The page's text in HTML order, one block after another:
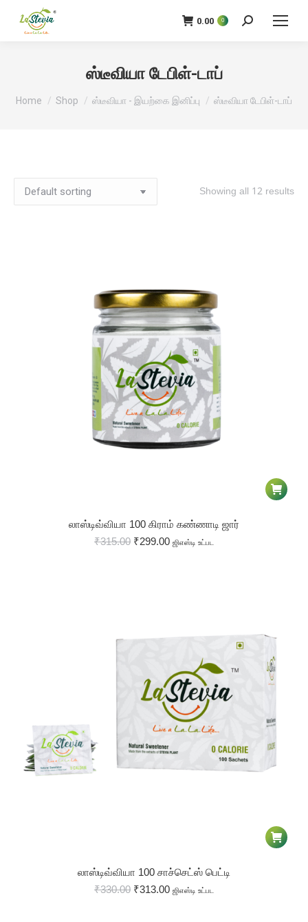
0.00 0 தேடு:
ஸ்டீவியா டேபிள்-டாப்
நீங்கள் இங்கே இருக்கிறீர்கள்:
Home Shop ஸ்டீவியா - இயற்கை இனிப்பு ஸ்டீவியா டேபிள்-டாப்
Showing all 12 results
லாஸ்டிவ்வியா 100 கிராம் கண்ணாடி ஜார்
₹315.00 ₹299.00 ஜிஎஸ்டி உட்பட
லாஸ்டிவ்வியா 100 சாச்செட்ஸ் பெட்டி
₹330.00 ₹313.00 ஜிஎஸ்டி உட்பட